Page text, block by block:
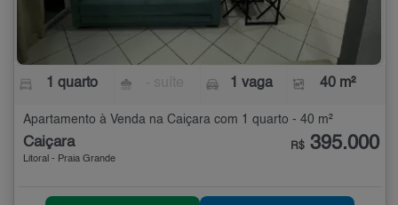
1 quarto 1 vaga 40 m²
Apartamento à Venda na Caiçara com 1 quarto - 40 m²
Caiçara
Litoral - Praia Grande
R$ 395.000